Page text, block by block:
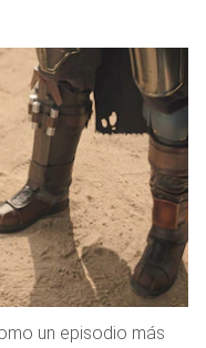
un episodio más